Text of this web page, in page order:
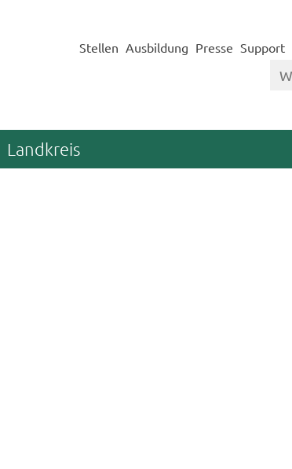
Stellen Ausbildung Presse Support
Landkreis